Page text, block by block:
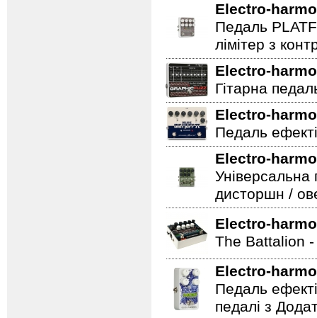
Electro-
Педаль
лімітер з
Electro-
Гітарна
Electro-
Педаль
Electro-
Універсальна
дисторшн /
Electro-
The Battalion -
Electro-
Педаль
педалі з